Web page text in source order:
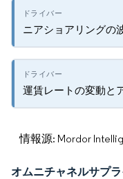
ニアショアリングの
運賃レートの変動と
情報源: Mordor
オムニチャネルサプ